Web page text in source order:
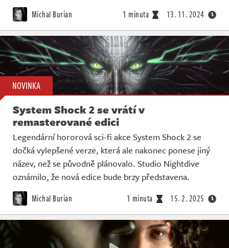
Michal Burian 1 minuta 13. 11. 2024
NOVINKA
System Shock 2 se vrátí v
remasterované edici
Legendární hororová sci-fi akce System Shock 2 se
dočká vylepšené verze, která ale nakonec ponese jiný
název, než se původně plánovalo. Studio Nightdive
oznámilo, že nová edice bude brzy představena.
Michal Burian 1 minuta 15. 2. 2025